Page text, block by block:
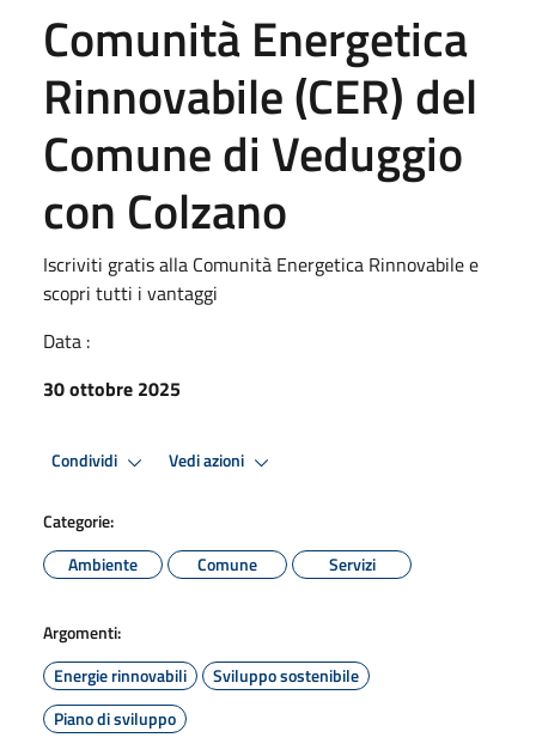
Comunità Energetica
Rinnovabile (CER) del
Comune di Veduggio
con Colzano
Iscriviti gratis alla Comunità Energetica Rinnovabile e
scopri tutti i vantaggi
Data :
30 ottobre 2025
Condividi Vedi azioni
Categorie:
Ambiente
Comune Servizi
Argomenti:
Energie rinnovabili
Sviluppo sostenibile
Piano di sviluppo